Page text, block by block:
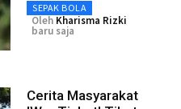
SEPAK BOLA
Oleh Kharisma Rizki
baru saja
Cerita Masyarakat